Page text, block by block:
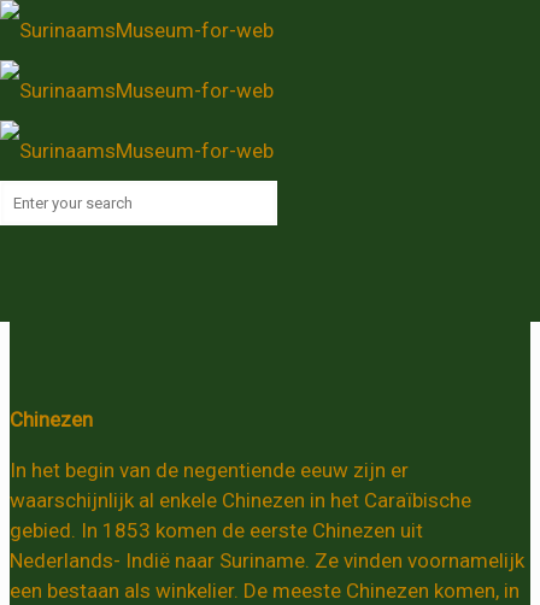
Chinezen
Home
Chinezen
In het begin van de negentiende eeuw zijn er
waarschijnlijk al enkele Chinezen in het Caraïbische
gebied. In 1853 komen de eerste Chinezen uit
Nederlands- Indië naar Suriname. Ze vinden voornamelijk
een bestaan als winkelier. De meeste Chinezen komen, in